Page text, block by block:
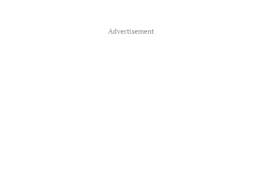
Advertisement